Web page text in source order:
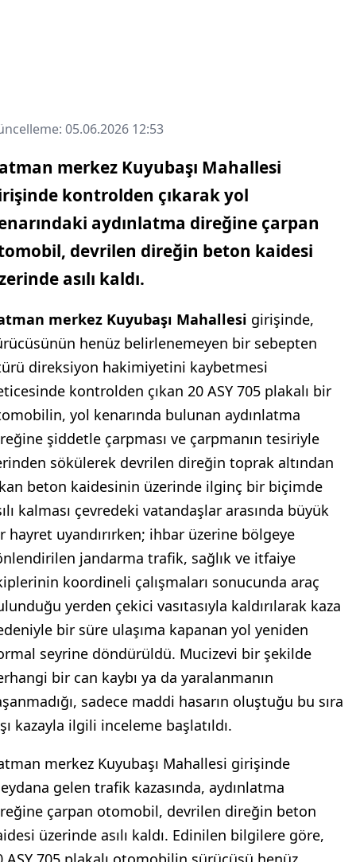
05.06.2026 12:53
merkez Kuyubaşı Mahallesi
kontrolden çıkarak yol
aydınlatma direğine çarpan
devrilen direğin beton kaidesi
asılı kaldı.
merkez Kuyubaşı Mahallesi girişinde,
henüz belirlenemeyen bir sebepten
direksiyon hakimiyetini kaybetmesi
kontrolden çıkan 20 ASY 705 plakalı bir
yol kenarında bulunan aydınlatma
şiddetle çarpması ve çarpmanın tesiriyle
sökülerek devrilen direğin toprak altından
beton kaidesinin üzerinde ilginç bir biçimde
kalması çevredeki vatandaşlar arasında büyük
hayret uyandırırken; ihbar üzerine bölgeye
jandarma trafik, sağlık ve itfaiye
koordineli çalışmaları sonucunda araç
yerden çekici vasıtasıyla kaldırılarak kaza
bir süre ulaşıma kapanan yol yeniden
seyrine döndürüldü. Mucizevi bir şekilde
bir can kaybı ya da yaralanmanın
sadece maddi hasarın oluştuğu bu sıra
kazayla ilgili inceleme başlatıldı.
merkez Kuyubaşı Mahallesi girişinde
gelen trafik kazasında, aydınlatma
çarpan otomobil, devrilen direğin beton
üzerinde asılı kaldı. Edinilen bilgilere göre,